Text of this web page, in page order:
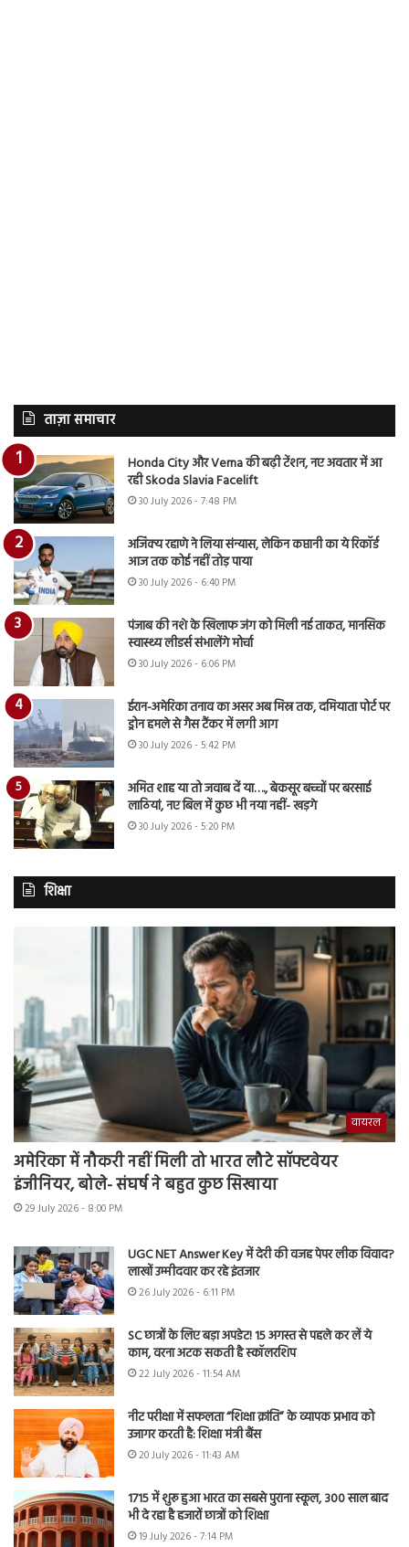
ताज़ा समाचार
Honda City और Verna की बढ़ी टेंशन, नए अवतार में आ
रही Skoda Slavia Facelift
30 July 2026 - 7:48 PM
अजिंक्य रहाणे ने लिया संन्यास, लेकिन कप्तानी का ये रिकॉर्ड
आज तक कोई नहीं तोड़ पाया
30 July 2026 - 6:40 PM
पंजाब की नशे के खिलाफ जंग को मिली नई ताकत, मानसिक
स्वास्थ्य लीडर्स संभालेंगे मोर्चा
30 July 2026 - 6:06 PM
ईरान-अमेरिका तनाव का असर अब मिस्र तक, दमियाता पोर्ट पर
ड्रोन हमले से गैस टैंकर में लगी आग
30 July 2026 - 5:42 PM
अमित शाह या तो जवाब दें या…., बेकसूर बच्चों पर बरसाई
लाठियां, नए बिल में कुछ भी नया नहीं- खड़गे
30 July 2026 - 5:20 PM
शिक्षा
वायरल
अमेरिका में नौकरी नहीं मिली तो भारत लौटे सॉफ्टवेयर
इंजीनियर, बोले- संघर्ष ने बहुत कुछ सिखाया
29 July 2026 - 8:00 PM
UGC NET Answer Key में देरी की वजह पेपर लीक विवाद?
लाखों उम्मीदवार कर रहे इंतजार
26 July 2026 - 6:11 PM
SC छात्रों के लिए बड़ा अपडेट! 15 अगस्त से पहले कर लें ये
काम, वरना अटक सकती है स्कॉलरशिप
22 July 2026 - 11:54 AM
नीट परीक्षा में सफलता “शिक्षा क्रांति” के व्यापक प्रभाव को
उजागर करती है: शिक्षा मंत्री बैंस
20 July 2026 - 11:43 AM
1715 में शुरू हुआ भारत का सबसे पुराना स्कूल, 300 साल बाद
भी दे रहा है हजारों छात्रों को शिक्षा
19 July 2026 - 7:14 PM